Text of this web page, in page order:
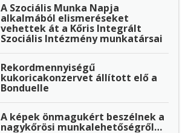
A Szociális Munka Napja
alkalmából elismeréseket
vehettek át a Kőris Integrált
Szociális Intézmény munkatársai
Rekordmennyiségű
kukoricakonzervet állított elő a
Bonduelle
A képek önmagukért beszélnek a
nagykőrösi munkalehetőségről…